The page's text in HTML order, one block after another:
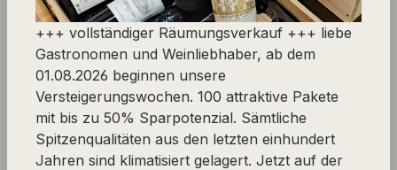
Produkte filtern
Keine Produkte gefunden.
+++ vollständiger Räumungsverkauf +++ liebe
Gastronomen und Weinliebhaber, ab dem
01.08.2026 beginnen unsere
Versteigerungswochen. 100 attraktive Pakete
mit bis zu 50% Sparpotenzial. Sämtliche
Spitzenqualitäten aus den letzten einhundert
Jahren sind klimatisiert gelagert. Jetzt auf der